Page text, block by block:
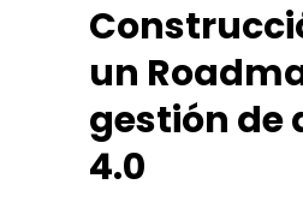
un
gestión de
4.0